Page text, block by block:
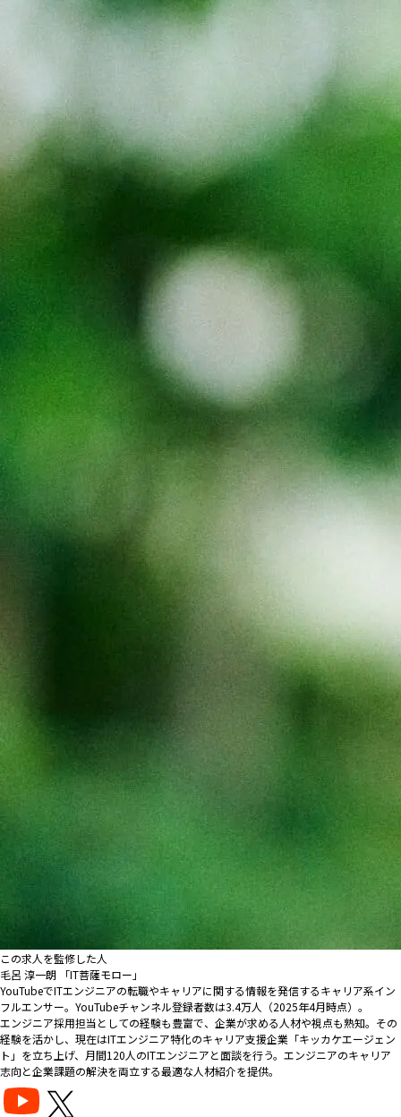
この求人を監修した人
毛呂 淳一朗 「IT菩薩モロー」
YouTubeでITエンジニアの転職やキャリアに関する情報を発信するキャリア系イン
フルエンサー。YouTubeチャンネル登録者数は3.4万人（2025年4月時点）。
エンジニア採用担当としての経験も豊富で、企業が求める人材や視点も熟知。その
経験を活かし、現在はITエンジニア特化のキャリア支援企業「キッカケエージェン
ト」を立ち上げ、月間120人のITエンジニアと面談を行う。エンジニアのキャリア
志向と企業課題の解決を両立する最適な人材紹介を提供。